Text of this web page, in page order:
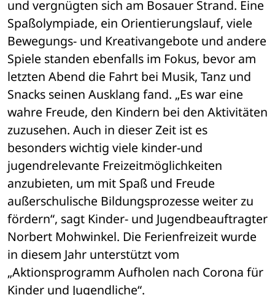
und vergnügten sich am Bosauer Strand. Eine
Spaßolympiade, ein Orientierungslauf, viele
Bewegungs- und Kreativangebote und andere
Spiele standen ebenfalls im Fokus, bevor am
letzten Abend die Fahrt bei Musik, Tanz und
Snacks seinen Ausklang fand. „Es war eine
wahre Freude, den Kindern bei den Aktivitäten
zuzusehen. Auch in dieser Zeit ist es
besonders wichtig viele kinder-und
jugendrelevante Freizeitmöglichkeiten
anzubieten, um mit Spaß und Freude
außerschulische Bildungsprozesse weiter zu
fördern“, sagt Kinder- und Jugendbeauftragter
Norbert Mohwinkel. Die Ferienfreizeit wurde
in diesem Jahr unterstützt vom
„Aktionsprogramm Aufholen nach Corona für
Kinder und Jugendliche“.